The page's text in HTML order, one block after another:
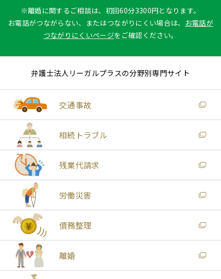
※離婚に関するご相談は、初回60分3300円となります。
お電話がつながらない、またはつながりにくい場合は、 お電話が
つながりにくいページをご確認ください。
弁護士法人リーガルプラスの分野別専門サイト
交通事故
相続トラブル
残業代請求
労働災害
債務整理
離婚